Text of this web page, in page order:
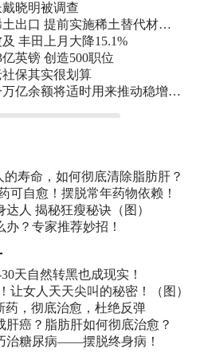
晓明被调查
土出口 提前实施稀土替代材…
丰田上月大降15.1%
英镑 创造500职位
保其实很划算
亿余额将适时用来推动稳增…
的寿命，如何彻底清除脂肪肝？
可自愈！摆脱常年药物依赖！
人 揭秘狂瘦秘诀（图）
？专家推荐妙招！
天自然转黑也成现实！
让女人天天尖叫的秘密！（图）
药，彻底治愈，杜绝反弹
肝癌？脂肪肝如何彻底治愈？
糖尿病——摆脱终身病！